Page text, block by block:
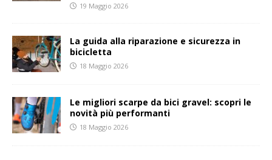
19 Maggio 2026
La guida alla riparazione e sicurezza in
bicicletta
18 Maggio 2026
Le migliori scarpe da bici gravel: scopri le
novità più performanti
18 Maggio 2026